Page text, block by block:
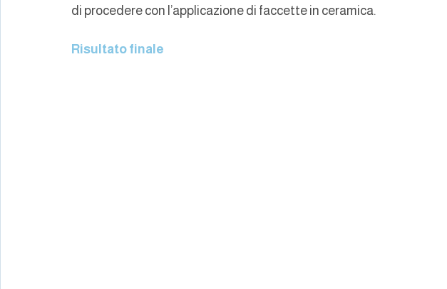
di procedere con l’applicazione di faccette in ceramica.
Risultato finale